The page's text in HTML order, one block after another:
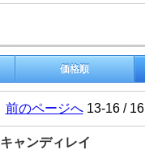
価格順
前のページへ13-16 / 16
キャンディレイ